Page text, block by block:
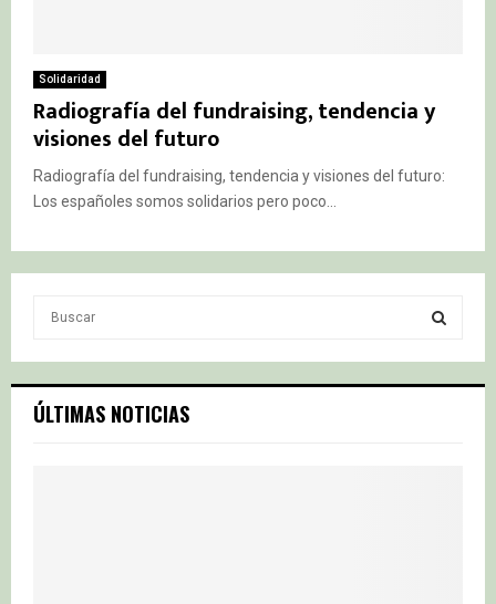
Solidaridad
Radiografía del fundraising, tendencia y
visiones del futuro
Radiografía del fundraising, tendencia y visiones del futuro:
Los españoles somos solidarios pero poco...
c
h
S
ÚLTIMAS NOTICIAS